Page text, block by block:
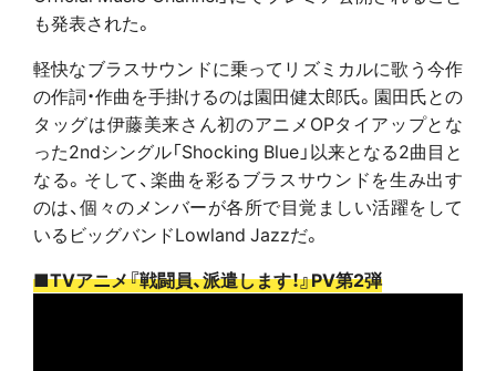
も発表された。
軽快なブラスサウンドに乗ってリズミカルに歌う今作
の作詞・作曲を手掛けるのは園田健太郎氏。園田氏との
タッグは伊藤美来さん初のアニメOPタイアップとな
った2ndシングル「Shocking Blue」以来となる2曲目と
なる。そして、楽曲を彩るブラスサウンドを生み出す
のは、個々のメンバーが各所で目覚ましい活躍をして
いるビッグバンドLowland Jazzだ。
■TVアニメ『戦闘員、派遣します！』PV第2弾